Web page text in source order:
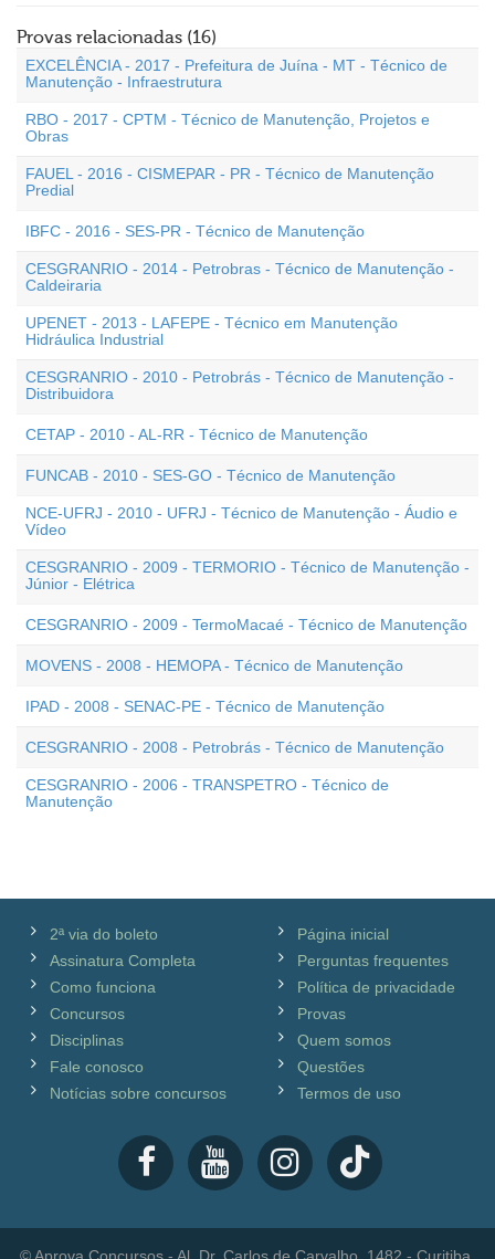
Provas relacionadas (16)
EXCELÊNCIA - 2017 - Prefeitura de Juína - MT - Técnico de
Manutenção - Infraestrutura
RBO - 2017 - CPTM - Técnico de Manutenção, Projetos e
Obras
FAUEL - 2016 - CISMEPAR - PR - Técnico de Manutenção
Predial
IBFC - 2016 - SES-PR - Técnico de Manutenção
CESGRANRIO - 2014 - Petrobras - Técnico de Manutenção -
Caldeiraria
UPENET - 2013 - LAFEPE - Técnico em Manutenção
Hidráulica Industrial
CESGRANRIO - 2010 - Petrobrás - Técnico de Manutenção -
Distribuidora
CETAP - 2010 - AL-RR - Técnico de Manutenção
FUNCAB - 2010 - SES-GO - Técnico de Manutenção
NCE-UFRJ - 2010 - UFRJ - Técnico de Manutenção - Áudio e
Vídeo
CESGRANRIO - 2009 - TERMORIO - Técnico de Manutenção -
Júnior - Elétrica
CESGRANRIO - 2009 - TermoMacaé - Técnico de Manutenção
MOVENS - 2008 - HEMOPA - Técnico de Manutenção
IPAD - 2008 - SENAC-PE - Técnico de Manutenção
CESGRANRIO - 2008 - Petrobrás - Técnico de Manutenção
CESGRANRIO - 2006 - TRANSPETRO - Técnico de
Manutenção
2ª via do boleto
Assinatura Completa
Como funciona
Concursos
Disciplinas
Fale conosco
Notícias sobre concursos
Página inicial
Perguntas frequentes
Política de privacidade
Provas
Quem somos
Questões
Termos de uso